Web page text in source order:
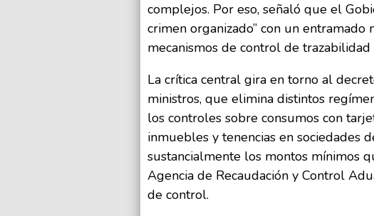
complejos. Por eso, señaló que el
crimen organizado” con un
mecanismos de control de trazabilidad
La crítica central gira en torno al
ministros, que elimina distintos
los controles sobre consumos con
inmuebles y tenencias en sociedades
sustancialmente los montos mínimos
Agencia de Recaudación y Control
de control.